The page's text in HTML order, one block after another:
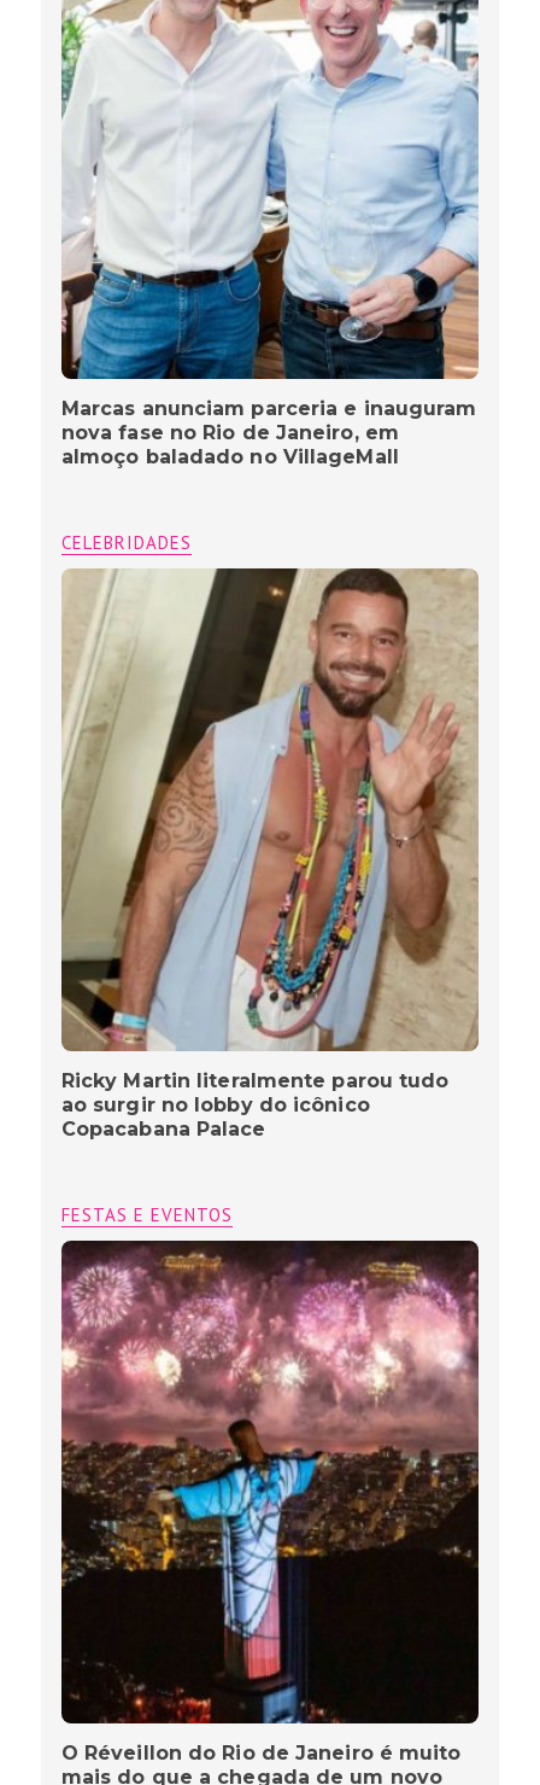
Marcas anunciam parceria e inauguram
nova fase no Rio de Janeiro, em
almoço baladado no VillageMall
CELEBRIDADES
Ricky Martin literalmente parou tudo
ao surgir no lobby do icônico
Copacabana Palace
FESTAS E EVENTOS
O Réveillon do Rio de Janeiro é muito
mais do que a chegada de um novo